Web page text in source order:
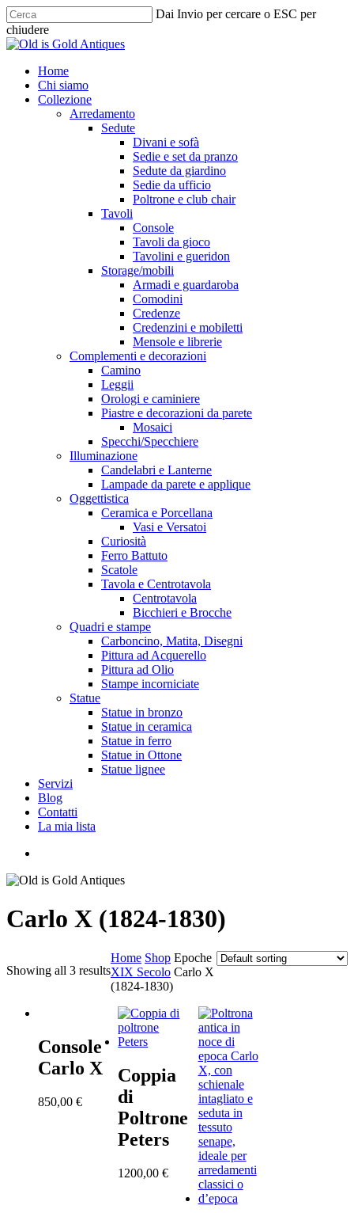
Skip
to
main
Dai Invio per cercare o ESC per
chiudere
Chiudi
cerca
Menu
Home
Chi siamo
Collezione
Arredamento
Sedute
Divani e sofà
Sedie e set da pranzo
Sedute da giardino
Sedie da ufficio
Poltrone e club chair
Tavoli
Console
Tavoli da gioco
Tavolini e gueridon
Storage/mobili
Armadi e guardaroba
Comodini
Credenze
Credenzini e mobiletti
Mensole e librerie
Complementi e decorazioni
Camino
Leggii
Orologi e caminiere
Piastre e decorazioni da parete
Mosaici
Specchi/Specchiere
Illuminazione
Candelabri e Lanterne
Lampade da parete e applique
Oggettistica
Ceramica e Porcellana
Vasi e Versatoi
Curiosità
Ferro Battuto
Scatole
Tavola e Centrotavola
Centrotavola
Bicchieri e Brocche
Quadri e stampe
Carboncino, Matita, Disegni
Pittura ad Acquerello
Pittura ad Olio
Stampe incorniciate
Statue
Statue in bronzo
Statue in ceramica
Statue in ferro
Statue in Ottone
Statue lignee
Servizi
Blog
Contatti
La mia lista
Carlo X (1824-1830)
Showing all 3 results
Home Shop Epoche
XIX Secolo Carlo X
(1824-1830)
Console
Carlo X
850,00 €
Coppia
di
Poltrone
Peters
1200,00€